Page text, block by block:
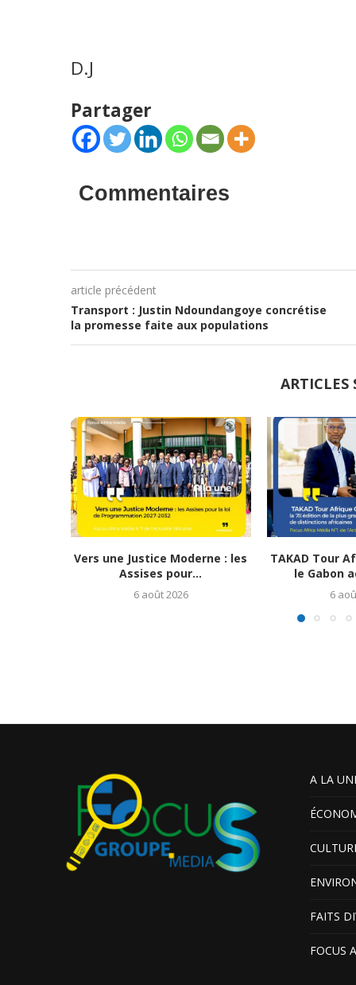
D.J
Partager
Commentaires
article précédent
Transport : Justin Ndoundangoye concrétise
la promesse faite aux populations
ARTICLES
Vers une Justice Moderne : les
Assises pour...
6 août 2026
TAKAD Tour
le Gabon
6
A LA
FAITS
FOCUS